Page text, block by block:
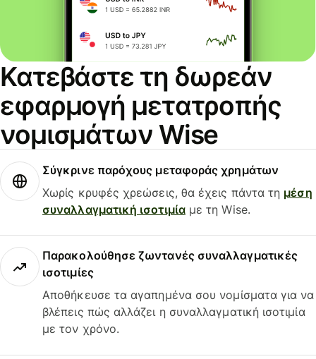
Κατεβάστε τη δωρεάν
εφαρμογή μετατροπής
νομισμάτων Wise
Σύγκρινε παρόχους μεταφοράς χρημάτων
Χωρίς κρυφές χρεώσεις, θα έχεις πάντα τη μέση
συναλλαγματική ισοτιμίαμε τη Wise.
Παρακολούθησε ζωντανές συναλλαγματικές
ισοτιμίες
Αποθήκευσε τα αγαπημένα σου νομίσματα για να
βλέπεις πώς αλλάζει η συναλλαγματική ισοτιμία
με τον χρόνο.